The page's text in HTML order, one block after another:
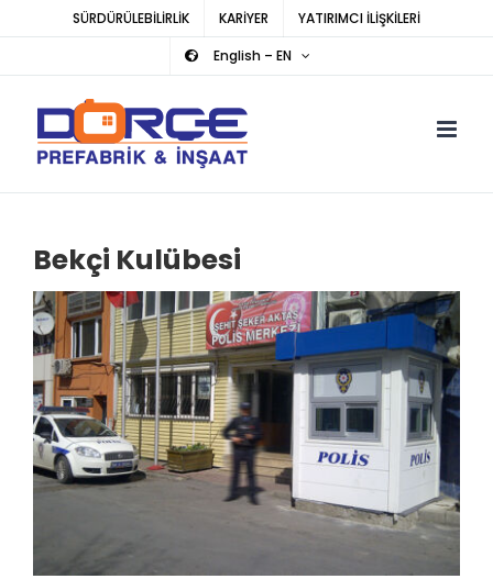
SÜRDÜRÜLEBİLİRLİK KARİYER
YATIRIMCI İLİŞKİLERİ
English – EN
Bekçi Kulübesi